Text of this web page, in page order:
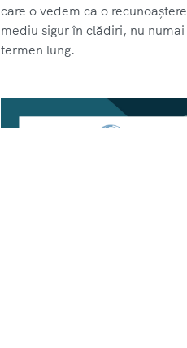
care o vedem ca o
mediu sigur în clădiri, nu
termen lung.